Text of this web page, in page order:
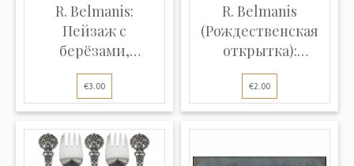
R. Belmanis:
Пейзаж с
берёзами,
стихотворение...
€3.00
R. Belmanis
(Рождественская
открытка):
Круглы...
€2.00